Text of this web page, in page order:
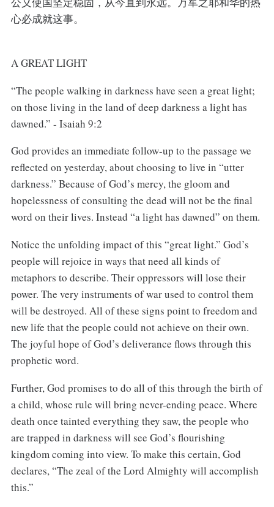
心必成就这事。
A GREAT LIGHT
“The people walking in darkness have seen a great light;
on those living in the land of deep darkness a light has
dawned.” - Isaiah 9:2
God provides an immediate follow-up to the passage we
reflected on yesterday, about choosing to live in “utter
darkness.” Because of God’s mercy, the gloom and
hopelessness of consulting the dead will not be the final
word on their lives. Instead “a light has dawned” on them.
Notice the unfolding impact of this “great light.” God’s
people will rejoice in ways that need all kinds of
metaphors to describe. Their oppressors will lose their
power. The very instruments of war used to control them
will be destroyed. All of these signs point to freedom and
new life that the people could not achieve on their own.
The joyful hope of God’s deliverance flows through this
prophetic word.
Further, God promises to do all of this through the birth of
a child, whose rule will bring never-ending peace. Where
death once tainted everything they saw, the people who
are trapped in darkness will see God’s flourishing
kingdom coming into view. To make this certain, God
declares, “The zeal of the Lord Almighty will accomplish
this.”